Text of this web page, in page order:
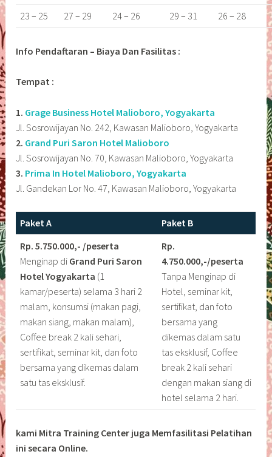
23 – 25
27 – 29 24 – 26 29 – 31 26 – 28
Info Pendaftaran – Biaya Dan Fasilitas :
Tempat :
1. Grage Business Hotel Malioboro, Yogyakarta
Jl. Sosrowijayan No. 242, Kawasan Malioboro, Yogyakarta
2. Grand Puri Saron Hotel Malioboro
Jl. Sosrowijayan No. 70, Kawasan Malioboro, Yogyakarta
3. Prima In Hotel Malioboro, Yogyakarta
Jl. Gandekan Lor No. 47, Kawasan Malioboro, Yogyakarta
Paket A
Paket B
Rp. 5.750.000,- /peserta
Menginap di Grand Puri Saron
Hotel Yogyakarta (1
kamar/peserta) selama 3 hari 2
malam, konsumsi (makan pagi,
makan siang, makan malam),
Coffee break 2 kali sehari,
sertifikat, seminar kit, dan foto
bersama yang dikemas dalam
satu tas eksklusif.
Rp.
4.750.000,-/peserta
Tanpa Menginap di
Hotel, seminar kit,
sertifikat, dan foto
bersama yang
dikemas dalam satu
tas eksklusif, Coffee
break 2 kali sehari
dengan makan siang di
hotel selama 2 hari.
kami Mitra Training Center juga Memfasilitasi Pelatihan
ini secara Online.